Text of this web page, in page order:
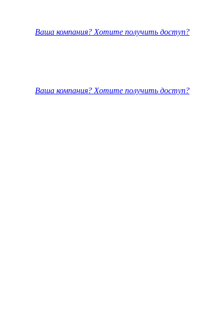
Ваша компания? Хотите получить доступ?
Ваша компания? Хотите получить доступ?